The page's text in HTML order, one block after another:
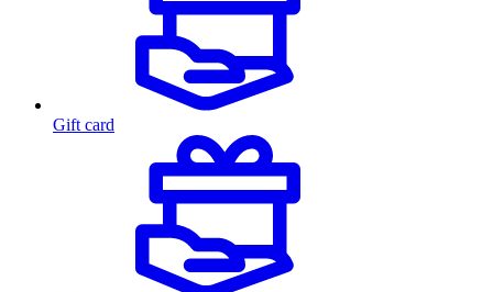
Gift card